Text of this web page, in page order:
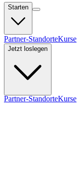
Starten
Partner-StandorteKurse
Jetzt loslegen
Partner-StandorteKurse